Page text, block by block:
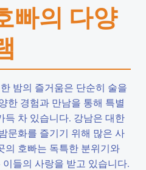
빠의 다양
밤의 즐거움은 단순히 술을
한 경험과 만남을 통해 특별
득 차 있습니다. 강남은 대한
문화를 즐기기 위해 많은 사
의 호빠는 독특한 분위기와
들의 사랑을 받고 있습니다.